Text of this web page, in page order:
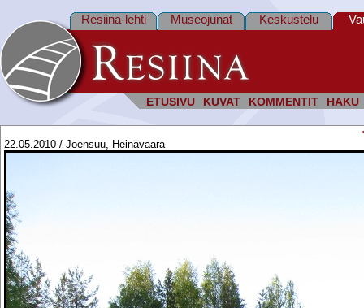
ETUSIVU KUVAT KOMMENTIT HAKU
Resiina-lehti Museojunat Keskustelu
22.05.2010 / Joensuu, Heinävaara